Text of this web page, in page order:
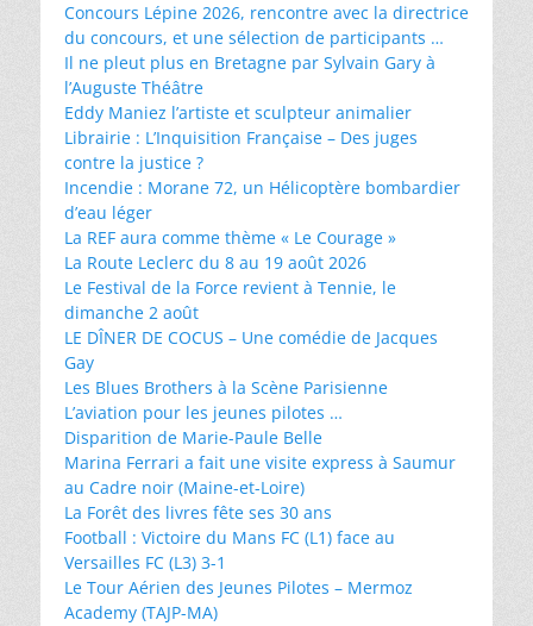
Concours Lépine 2026, rencontre avec la directrice
du concours, et une sélection de participants …
Il ne pleut plus en Bretagne par Sylvain Gary à
l’Auguste Théâtre
Eddy Maniez l’artiste et sculpteur animalier
Librairie : L’Inquisition Française – Des juges
contre la justice ?
Incendie : Morane 72, un Hélicoptère bombardier
d’eau léger
La REF aura comme thème « Le Courage »
La Route Leclerc du 8 au 19 août 2026
Le Festival de la Force revient à Tennie, le
dimanche 2 août
LE DÎNER DE COCUS – Une comédie de Jacques
Gay
Les Blues Brothers à la Scène Parisienne
L’aviation pour les jeunes pilotes …
Disparition de Marie-Paule Belle
Marina Ferrari a fait une visite express à Saumur
au Cadre noir (Maine-et-Loire)
La Forêt des livres fête ses 30 ans
Football : Victoire du Mans FC (L1) face au
Versailles FC (L3) 3-1
Le Tour Aérien des Jeunes Pilotes – Mermoz
Academy (TAJP-MA)